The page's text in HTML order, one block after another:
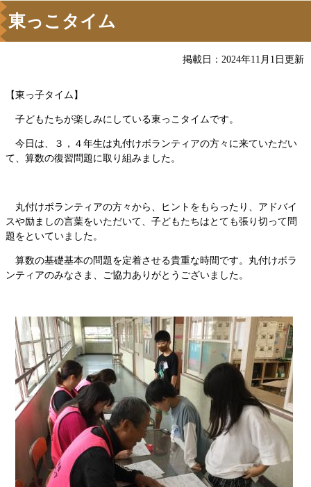
東っこタイム
掲載日：2024年11月1日更新
【東っ子タイム】
子どもたちが楽しみにしている東っこタイムです。
今日は、３，４年生は丸付けボランティアの方々に来ていただい
て、算数の復習問題に取り組みました。
丸付けボランティアの方々から、ヒントをもらったり、アドバイ
スや励ましの言葉をいただいて、子どもたちはとても張り切って問
題をといていました。
算数の基礎基本の問題を定着させる貴重な時間です。丸付けボラ
ンティアのみなさま、ご協力ありがとうございました。